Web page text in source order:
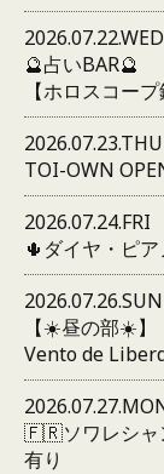
2026.07.22.WED
🔮占いBAR🔮
【ホロスコー
2026.07.23.THU
TOI-OWN
2026.07.24.FRI
🌵ダイヤ・ピ
2026.07.26.SUN
【☀️昼の部☀️】
Vento de
🇫🇷ソワレシャ
有り